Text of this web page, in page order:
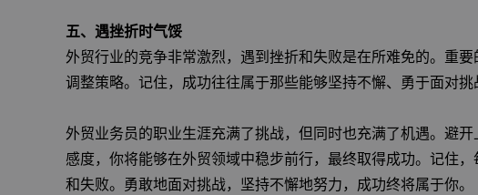
五、遇挫折时气馁
外贸行业的竞争非常激烈，遇到挫折和失败是在所难免的。重
调整策略。记住，成功往往属于那些能够坚持不懈、勇于面对挑
外贸业务员的职业生涯充满了挑战，但同时也充满了机遇。避
感度，你将能够在外贸领域中稳步前行，最终取得成功。记住
和失败。勇敢地面对挑战，坚持不懈地努力，成功终将属于你。